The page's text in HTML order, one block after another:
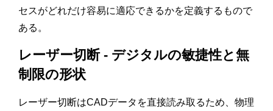
セスがどれだけ容易に適応できるかを定義するもので
ある。
レーザー切断 - デジタルの敏捷性と無
制限の形状
レーザー切断はCADデータを直接読み取るため、物理